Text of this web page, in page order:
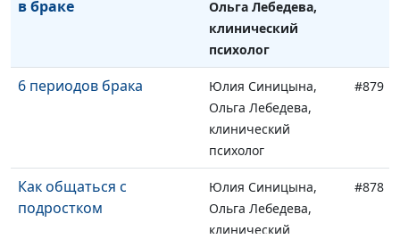
в браке
Ольга Лебедева,
клинический
психолог
6 периодов брака
Юлия Синицына,
Ольга Лебедева,
клинический
психолог
#879
Как общаться с
подростком
Юлия Синицына,
Ольга Лебедева,
клинический
#878